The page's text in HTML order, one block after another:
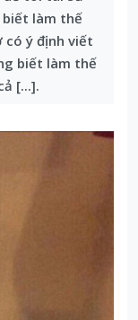
biết làm thế
có ý định viết
biết làm thế
[...].